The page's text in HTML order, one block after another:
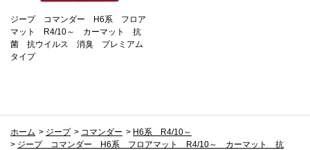
ジープ コマンダー H6系 フロア
マット R4/10～ カーマット 抗
菌 抗ウイルス 消臭 プレミアム
タイプ
ホーム > ジープ > コマンダー > H6系 R4/10～
> ジープ コマンダー H6系 フロアマット R4/10～ カーマット 抗